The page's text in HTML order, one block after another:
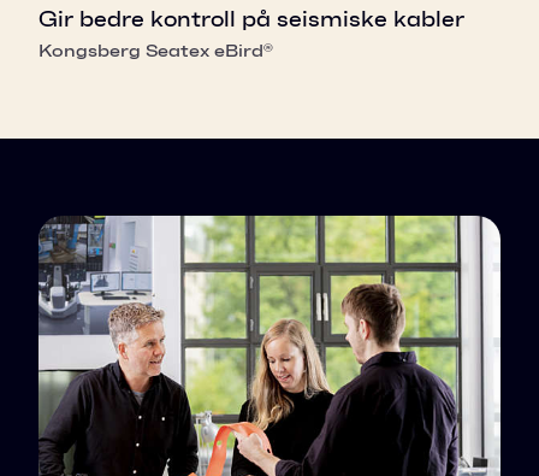
Gir bedre kontroll på seismiske kabler
Kongsberg Seatex eBird®